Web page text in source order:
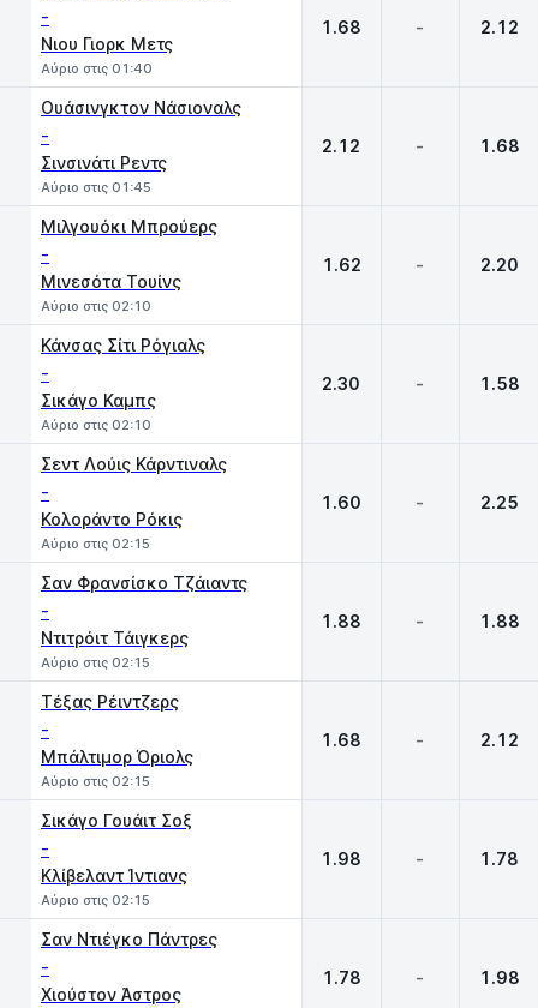
-
Νιου Γιορκ Μετς
Αύριο στις 01:40
1.68 - 2.12
Ουάσινγκτον Νάσιοναλς
-
Σινσινάτι Ρεντς
Αύριο στις 01:45
2.12 - 1.68
Μιλγουόκι Μπρούερς
-
Μινεσότα Τουίνς
Αύριο στις 02:10
1.62 - 2.20
Κάνσας Σίτι Ρόγιαλς
-
Σικάγο Καμπς
Αύριο στις 02:10
2.30 - 1.58
Σεντ Λούις Κάρντιναλς
-
Κολοράντο Ρόκις
Αύριο στις 02:15
1.60 - 2.25
Σαν Φρανσίσκο Τζάιαντς
-
Ντιτρόιτ Τάιγκερς
Αύριο στις 02:15
1.88 - 1.88
Τέξας Ρέιντζερς
-
Μπάλτιμορ Όριολς
Αύριο στις 02:15
1.68 - 2.12
Σικάγο Γουάιτ Σοξ
-
Κλίβελαντ Ίντιανς
Αύριο στις 02:15
1.98 - 1.78
Σαν Ντιέγκο Πάντρες
-
Χιούστον Άστρος
1.78 - 1.98